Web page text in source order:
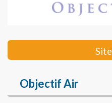
Objectif Air